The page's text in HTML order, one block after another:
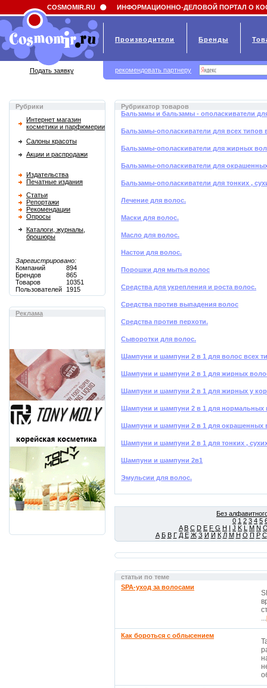
Field 'news_title' doesn't have a default value
Рубрики
Интернет магазин
косметики и парфюмерии
Салоны красоты
Акции и распродажи
Издательства
Печатные издания
Статьи
Репортажи
Рекомендации
Опросы
Каталоги, журналы,
брошюры
Зарегистрировано:
Компаний
894
Брендов
865
Товаров
10351
Пользователей
1915
Реклама
Рубрикатор товаров
Бальзамы и бальзамы - ополаскиватели
Бальзамы-ополаскиватели для всех типов
Бальзамы-ополаскиватели для жирных
Бальзамы-ополаскиватели для
Бальзамы-ополаскиватели для тонких ,
Лечение для волос.
Маски для волос.
Масло для волос.
Настои для волос.
Порошки для мытья волос
Средства для укрепления и роста волос.
Средства против выпадения волос
Средства против перхоти.
Сыворотки для волос.
Шампуни и шампуни 2 в 1 для волос всех
Шампуни и шампуни 2 в 1 для жирных
Шампуни и шампуни 2 в 1 для жирных у
Шампуни и шампуни 2 в 1 для нормальных
Шампуни и шампуни 2 в 1 для окрашенных
Шампуни и шампуни 2 в 1 для тонких ,
Шампуни и шампуни 2в1
Эмульсии для волос.
Без
0 1 2 3 4 5
A B C D E F G H I J K L M N
А Б В Г Д Е Ж З И Й К Л М Н О П Р С
статьи по теме
SPA-уход за волосами
...
Как бороться с облысением
COSMOMIR.RU ИНФОРМАЦИОННО-ДЕЛОВОЙ ПОРТАЛ О
Производители Бренды
Подать заявку рекомендовать партнеру